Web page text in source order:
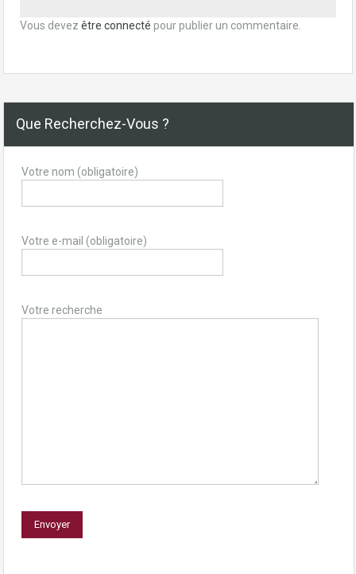
Vous devez être connecté pour publier un commentaire.
Que Recherchez-Vous ?
Votre nom (obligatoire)
Votre e-mail (obligatoire)
Votre recherche